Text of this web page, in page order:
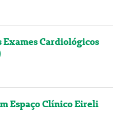
Cardiológicos
Espaço Clínico Eireli